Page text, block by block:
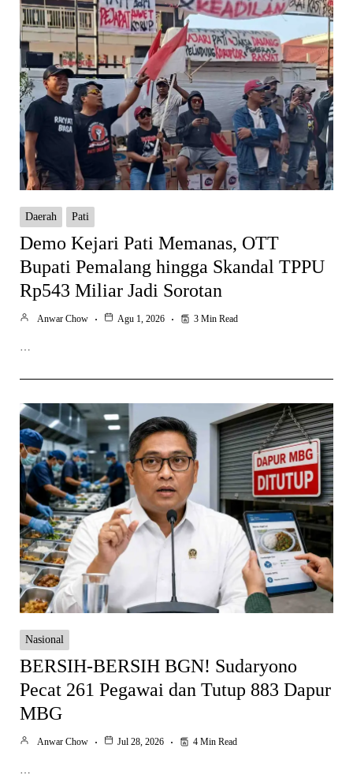
Daerah Pati
Demo Kejari Pati Memanas, OTT
Bupati Pemalang hingga Skandal TPPU
Rp543 Miliar Jadi Sorotan
Anwar Chow Agu 1, 2026 3 Min Read
…
Nasional
BERSIH-BERSIH BGN! Sudaryono
Pecat 261 Pegawai dan Tutup 883 Dapur
MBG
Anwar Chow Jul 28, 2026 4 Min Read